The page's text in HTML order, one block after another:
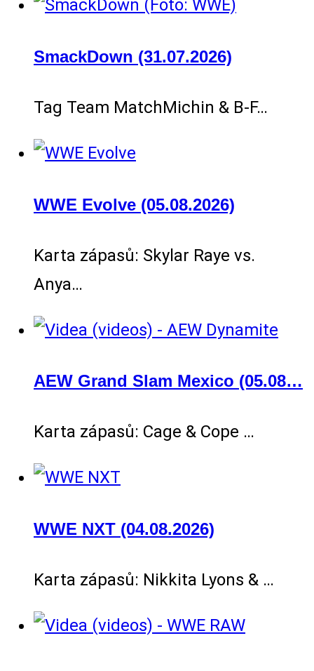
SmackDown (31.07.2026)
Tag Team MatchMichin & B-F…
WWE Evolve (05.08.2026)
Karta zápasů: Skylar Raye vs.
Anya…
AEW Grand Slam Mexico (05.08…
Karta zápasů: Cage & Cope …
WWE NXT (04.08.2026)
Karta zápasů: Nikkita Lyons & …